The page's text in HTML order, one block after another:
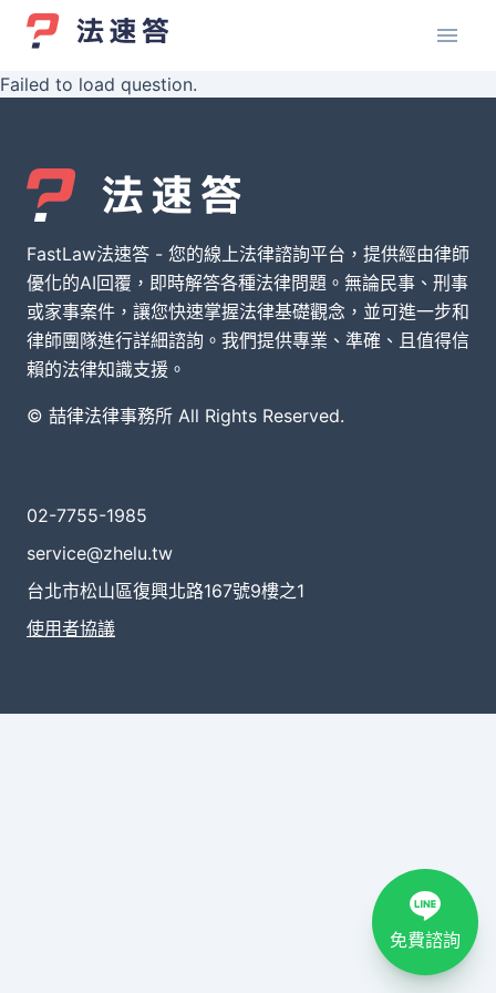
Failed to load question.
FastLaw法速答 - 您的線上法律諮詢平台，提供經由律師
優化的AI回覆，即時解答各種法律問題。無論民事、刑事
或家事案件，讓您快速掌握法律基礎觀念，並可進一步和
律師團隊進行詳細諮詢。我們提供專業、準確、且值得信
賴的法律知識支援。
© 喆律法律事務所 All Rights Reserved.
02-7755-1985
service@zhelu.tw
台北市松山區復興北路167號9樓之1
使用者協議
免費諮詢